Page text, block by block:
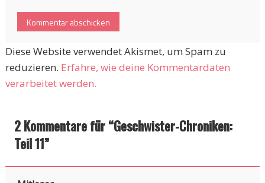
Diese Website verwendet Akismet, um Spam zu
reduzieren. Erfahre, wie deine Kommentardaten
verarbeitet werden.
2 Kommentare für “Geschwister-Chroniken:
Teil 11”